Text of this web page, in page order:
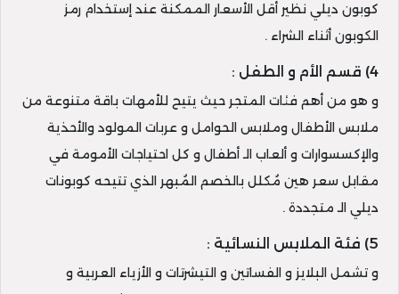
كوبون ديلي نظير أقل الأسعار الممكنة عند إستخدام رمز
الكوبون أثناء الشراء .
4) قسم الأم و الطفل :
و هو من أهم فئات المتجر حيث يتيح للأمهات باقة متنوعة من
ملابس الأطفال وملابس الحوامل و عربات المولود والأحذية
والإكسسوارات و ألعاب الـ أطفال و كل احتياجات الأمومة في
مقابل سعر هين مُكلل بالخصم المُبهر الذي تتيحه كوبونات
ديلي الـ متجددة .
5) فئة الملابس النسائية :
و تشمل البلايز و الفساتين و التيشرتات و الأزياء العربية و